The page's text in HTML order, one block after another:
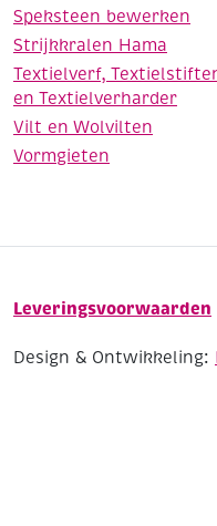
Speksteen bewerken
Strijkkralen Hama
Textielverf,
en Textielverharder
Vilt en Wolvilten
Vormgieten
Leveringsvoorwaarden
Design & Ontwikkeling: